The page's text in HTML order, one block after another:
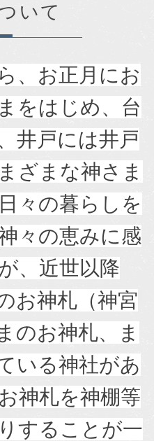
いて
、お正月にお
をはじめ、台
井戸には井戸
ざまな神さま
々の暮らしを
々の恵みに感
、近世以降
お神札（神宮
のお神札、ま
いる神社があ
神札を神棚等
することが一